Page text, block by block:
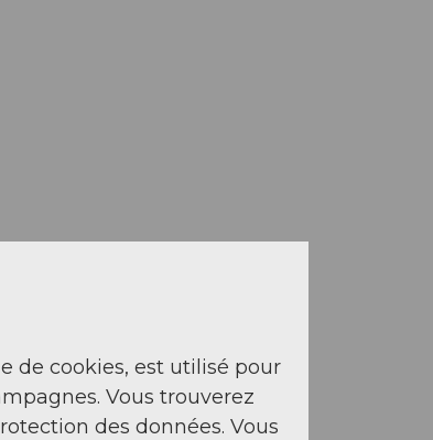
de cookies, est utilisé pour
Vous trouverez
des données. Vous